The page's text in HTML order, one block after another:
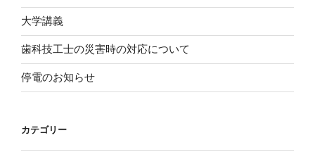
大学講義
歯科技工士の災害時の対応について
停電のお知らせ
カテゴリー